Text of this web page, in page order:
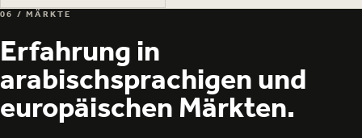
06 / MÄRKTE
Erfahrung in
arabischsprachigen und
europäischen Märkten.